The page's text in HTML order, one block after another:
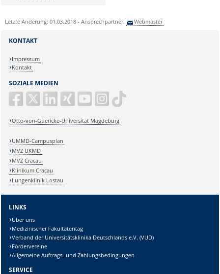
Letzte Änderung: 01.03.2018 - Ansprechpartner: Webmaster
SOZIALE MEDIEN
Otto-von-Guericke-Universität Magdeburg
KONTAKT
Impressum
Kontakt
UMMD-Campusplan
MVZ UKMD
MVZ Cracau
Klinikum Cracau
Lungenklinik Lostau
LINKS
Über uns
Medizinischer Fakultätentag
Verband der Universitätsklinika Deutschlands e.V. (VUD)
Fördervereine
Allgemeine Auftrags- und Zahlungsbedingungen
SERVICE